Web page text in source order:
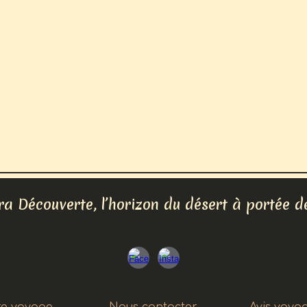
Découverte, l’horizon du désert à portée